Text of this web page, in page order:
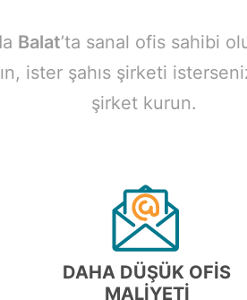
Balat’ta sanal ofis sahibi
ister şahıs şirketi
şirket kurun.
DAHA DÜŞÜK OFIS
MALIYETI